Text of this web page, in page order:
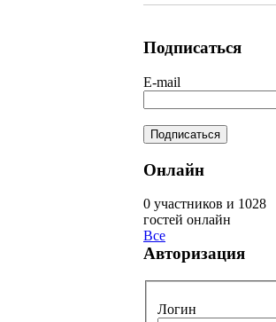
Подписаться
E-mail
Онлайн
0 участников и 1028
гостей онлайн
Все
Авторизация
Логин